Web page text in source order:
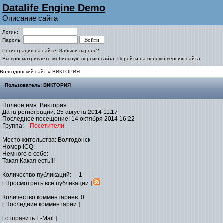
Datalife Engine Demo
Описание сайта
Логин:
Пароль:
Регистрация на сайте! Забыли пароль?
Вы просматриваете мобильную версию сайта. Перейти на полную версию сайта.
Волгодонский сайт » ВИКТОРИЯ
Пользователь: ВИКТОРИЯ
Полное имя: Виктория
Дата регистрации: 25 августа 2014 11:17
Последнее посещение: 14 октября 2014 16:22
Группа:
Посетители
Место жительства: Волгодонск
Номер ICQ:
Немного о себе:
Такая Какая есть!!!
Количество публикаций: 1
[ Просмотреть все публикации ]
Количество комментариев: 0
[ Последние комментарии ]
[отправить E-Mail ]